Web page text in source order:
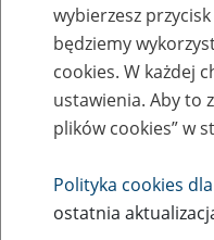
Zaproś ZUS do
eZUS w
Rodzaj wydarzenia
Szkolenia
wybierzesz
będziemy
cookies. W każdej
ustawienia. Aby to
plików cookies” w
Polityka cookies
ostatnia